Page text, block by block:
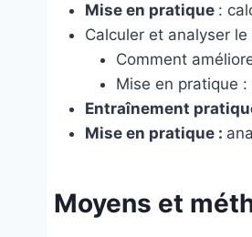
Mise en pratique :
Calculer et analyser
Comment
Mise en pratique
Entraînement
Mise en pratique :
Moyens et